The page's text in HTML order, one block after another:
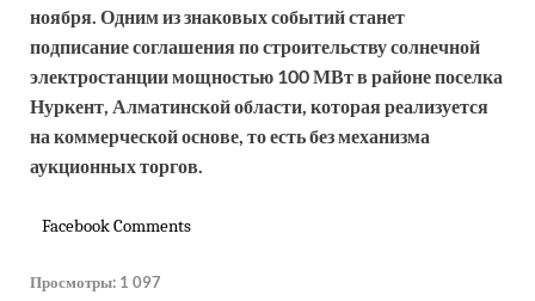
ноября. Одним из знаковых событий станет
подписание соглашения по строительству солнечной
электростанции мощностью 100 МВт в районе поселка
Нуркент, Алматинской области, которая реализуется
на коммерческой основе, то есть без механизма
аукционных торгов.
Facebook Comments
Просмотры: 1 097